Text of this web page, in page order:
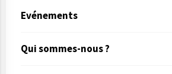
Evénements
Qui sommes-nous ?